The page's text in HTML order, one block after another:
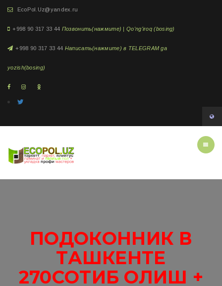
EcoPol.Uz@yandex.ru
+998 90 317 33 44 Позвонить(нажмите) | Qo'ng'iroq (bosing)
+998 90 317 33 44 Написать(нажмите) в TELEGRAM ga
yozish(bosing)
ПОДОКОННИК В
ТАШКЕНТЕ
270СОТИБ ОЛИШ +